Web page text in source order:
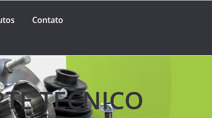
Contato
TÉCNICO